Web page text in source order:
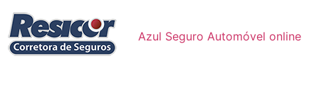
Azul Seguro Automóvel online